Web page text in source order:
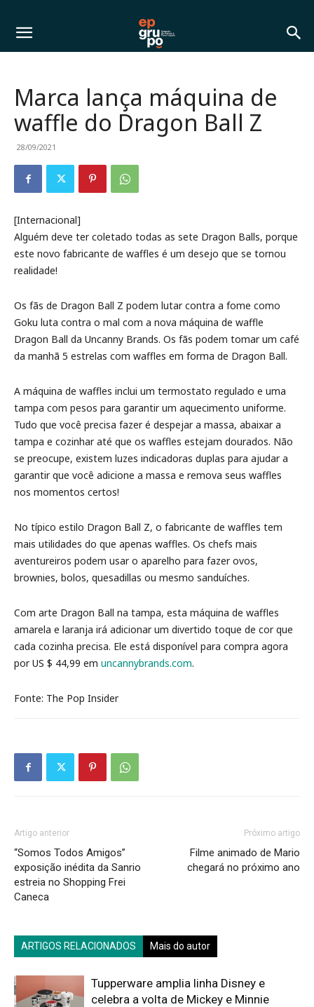
Marca lança máquina de
waffle do Dragon Ball Z
28/09/2021
[Internacional]
Alguém deve ter coletado todas as sete Dragon Balls, porque
este novo fabricante de waffles é um desejo que se tornou
realidade!
Os fãs de Dragon Ball Z podem lutar contra a fome como
Goku luta contra o mal com a nova máquina de waffle
Dragon Ball da Uncanny Brands. Os fãs podem tomar um café
da manhã 5 estrelas com waffles em forma de Dragon Ball.
A máquina de waffles inclui um termostato regulado e uma
tampa com pesos para garantir um aquecimento uniforme.
Tudo que você precisa fazer é despejar a massa, abaixar a
tampa e cozinhar até que os waffles estejam dourados. Não
se preocupe, existem luzes indicadoras duplas para ajudar a
garantir que você adicione a massa e remova seus waffles
nos momentos certos!
No típico estilo Dragon Ball Z, o fabricante de waffles tem
mais utilidades do que apenas waffles. Os chefs mais
aventureiros podem usar o aparelho para fazer ovos,
brownies, bolos, quesadillas ou mesmo sanduíches.
Com arte Dragon Ball na tampa, esta máquina de waffles
amarela e laranja irá adicionar um divertido toque de cor que
cada cozinha precisa. Ele está disponível para compra agora
por US $ 44,99 em uncannybrands.com.
Fonte: The Pop Insider
Artigo anterior
“Somos Todos Amigos”
exposição inédita da Sanrio
estreia no Shopping Frei
Caneca
Próximo artigo
Filme animado de Mario
chegará no próximo ano
ARTIGOS RELACIONADOS Mais do autor
Tupperware amplia linha Disney e
celebra a volta de Mickey e Minnie